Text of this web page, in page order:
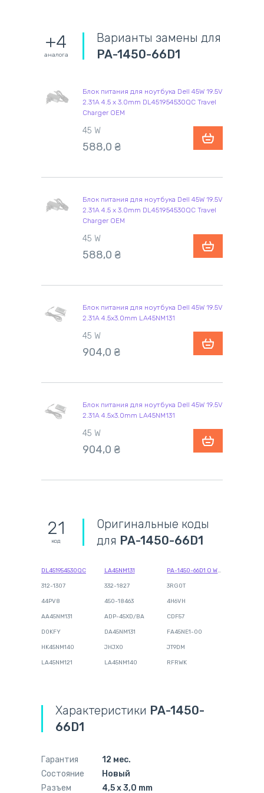
+4
аналога
Варианты замены для
PA-1450-66D1
Блок питания для ноутбука Dell 45W 19.5V
2.31A 4.5 x 3.0mm DL451954530QC Travel
Charger OEM
45 W
588,0 ₴
Блок питания для ноутбука Dell 45W 19.5V
2.31A 4.5 x 3.0mm DL451954530QC Travel
Charger OEM
45 W
588,0 ₴
Блок питания для ноутбука Dell 45W 19.5V
2.31A 4.5x3.0mm LA45NM131
45 W
904,0 ₴
Блок питания для ноутбука Dell 45W 19.5V
2.31A 4.5x3.0mm LA45NM131
45 W
904,0 ₴
21
код
Оригинальные коды
для PA-1450-66D1
DL451954530QC LA45NM131 PA-1450-66D1 O Wall
312-1307 332-1827 3RG0T
44PV8 450-18463 4H6VH
AA45NM131 ADP-45XD/BA CDF57
D0KFY DA45NM131 FA45NE1-00
HK45NM140 JHJX0 JT9DM
LA45NM121 LA45NM140 RFRWK
Характеристики PA-1450-
66D1
Гарантия
12 мес.
Состояние
Новый
Разъем
4,5 x 3,0 mm